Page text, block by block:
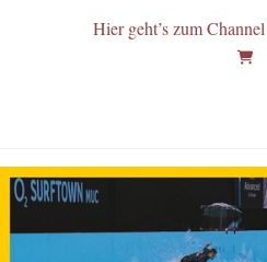
Hier geht’s zum